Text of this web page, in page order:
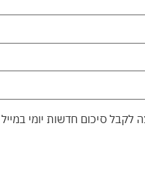
לקבל סיכום חדשות יומי במייל